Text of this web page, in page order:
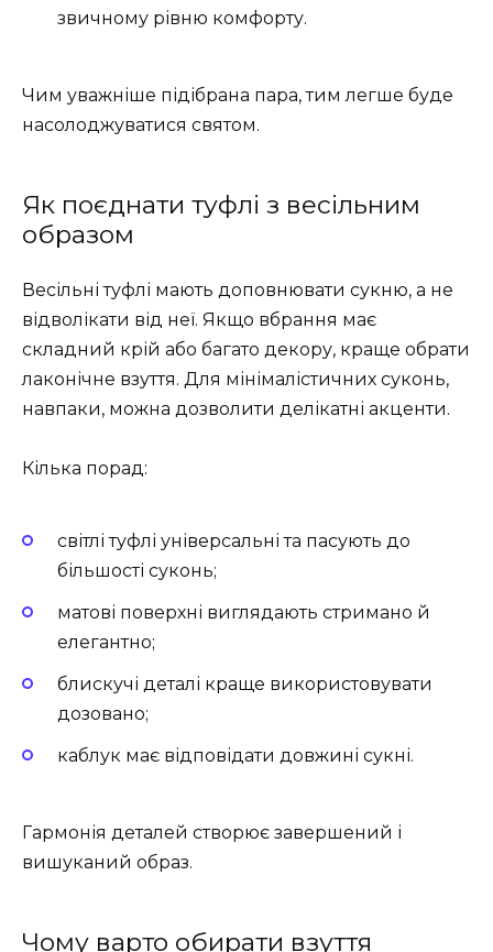
звичному рівню комфорту.
Чим уважніше підібрана пара, тим легше буде
насолоджуватися святом.
Як поєднати туфлі з весільним
образом
Весільні туфлі мають доповнювати сукню, а не
відволікати від неї. Якщо вбрання має
складний крій або багато декору, краще обрати
лаконічне взуття. Для мінімалістичних суконь,
навпаки, можна дозволити делікатні акценти.
Кілька порад:
світлі туфлі універсальні та пасують до
більшості суконь;
матові поверхні виглядають стримано й
елегантно;
блискучі деталі краще використовувати
дозовано;
каблук має відповідати довжині сукні.
Гармонія деталей створює завершений і
вишуканий образ.
Чому варто обирати взуття